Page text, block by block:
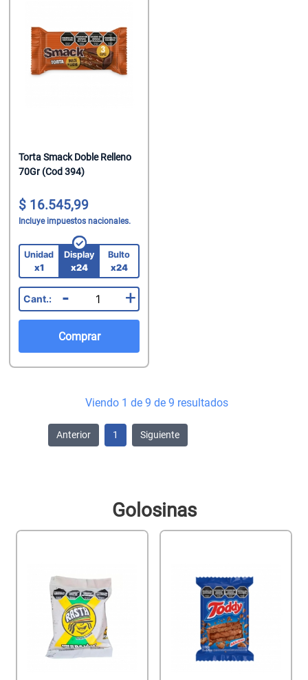
Torta Smack Doble Relleno
70Gr (Cod 394)
16.545,99
Incluye impuestos nacionales.
Unidad
x1
Display
x24
Bulto
x24
- +
Comprar
Viendo 1 de 9 de 9 resultados
Anterior 1 Siguiente
Golosinas